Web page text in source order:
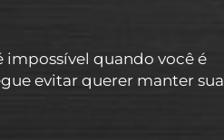
impossível quando você é
evitar querer manter sua
Seja você um
eficiente...